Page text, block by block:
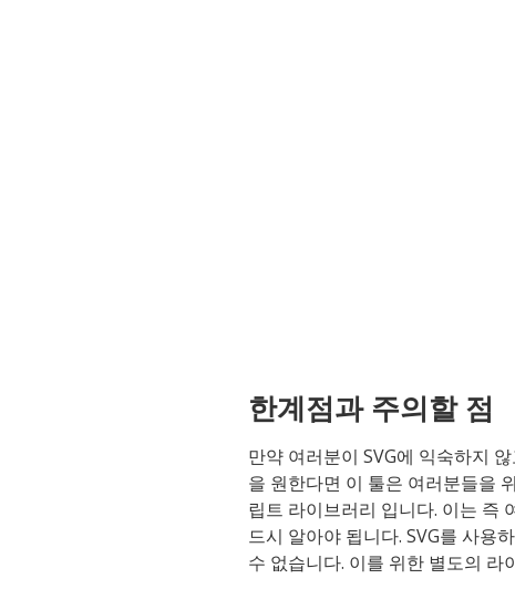
한계점과 주의할 점
만약 여러분이 SVG에 익숙하지
을 원한다면 이 툴은 여러분들을
립트 라이브러리 입니다. 이는 즉
드시 알아야 됩니다. SVG를 사용
수 없습니다. 이를 위한 별도의 라